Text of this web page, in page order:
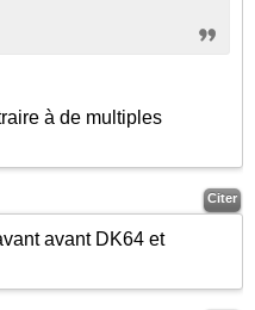
à de multiples
Citer
avant DK64 et